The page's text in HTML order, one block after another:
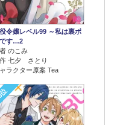
令嬢レベル99 ～私は裏ボ
す…2
のこみ
七夕 さとり
ラクター原案 Tea